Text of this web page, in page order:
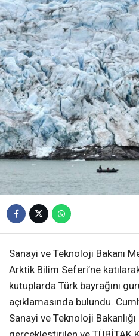
Sanayi ve Teknoloji Bakanı
Arktik Bilim Seferi’ne
kutuplarda Türk bayrağını
açıklamasında bulundu.
Sanayi ve Teknoloji